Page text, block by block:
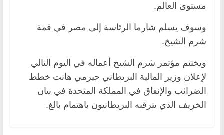
مستوى العالم.
وسوف يسلم شارما الرئاسة إلى مصر في قمة
شرم الشيخ.
ويختتم مؤتمر شرم الشيخ أعماله في اليوم التالي
لإعلان وزير المالية البريطاني جيرمي هانت خطط
الضرائب والإنفاق في المملكة المتحدة في بيان
الخريف الذي يترقبه البريطانيون باهتمام بالغ.